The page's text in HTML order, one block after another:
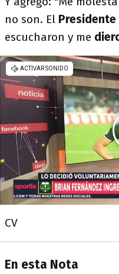
no son. El Presidente
escucharon y me
CV
En esta Nota